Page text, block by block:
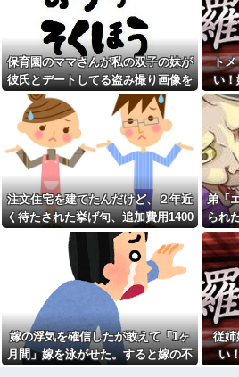
ママ友に久しぶりにＬＩＮＥ
したら「子供二人とも私立に通
わせたら2000万円くらいかかっ
ちゃう」と自慢された
俺の宝物であるマンガを無断
で彼女が捨てた。なので彼女を
精神的に追い詰めた結果
母「事故だったのよ」家族
「母さんがわざとやるはずな
い」→嫁が毒を飲まされ子ども
を失ったのに信じてもらえず…
私「耳を切られてるんですけ
ど？」美容師「大した傷じゃな
くて良かったですね」→その開
き直った態度に腹が立ち…
退職してしばらく経った頃、
元職場の取引先から連絡が来
た。話を聞くと納得できない内
【復讐】 絶対に「植えてはい
けない植物」を小学校に植えた
→20年経って見に行くと…
「！？」衝撃の光景が・・・
トメ「この子は義実家の顔じ
ゃない！嫁が義妹旦那とフリン
したのよ！」私「DNA鑑定しま
理
『
えば
味
思う
「
は一
場
き取
から
なら
【
役
で取
負う
や
「お
まで
そん
らに
由→
主
間仕
主人
か？
保育園のママさんが私の双子の妹が
彼氏とデートしてる盗み撮り画像を
見せて「あとはわかるよね？とりあ
えず5万を家に持ってきて」と脅し
トメ
い！
よ！
注文住宅を建てたんだけど、２年近
く待たされた挙げ句、追加費用1400
万請求された。流石におかしいよ
弟「
られ
を聞
嫁の浮気を確信したが敢えて「1ヶ
月間」嫁を泳がせた。すると嫁の不
従姉
い